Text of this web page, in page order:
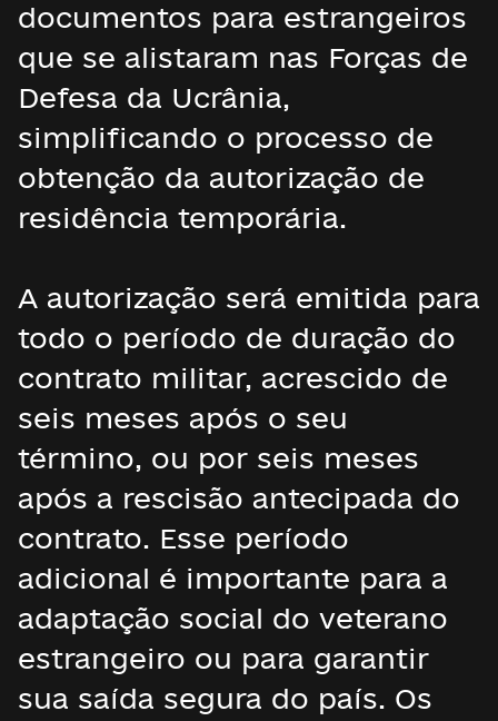
documentos para estrangeiros
que se alistaram nas Forças de
Defesa da Ucrânia,
simplificando o processo de
obtenção da autorização de
residência temporária.
A autorização será emitida para
todo o período de duração do
contrato militar, acrescido de
seis meses após o seu
término, ou por seis meses
após a rescisão antecipada do
contrato. Esse período
adicional é importante para a
adaptação social do veterano
estrangeiro ou para garantir
sua saída segura do país. Os